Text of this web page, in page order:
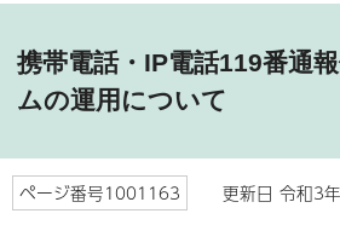
携帯電話・IP電話119番通
ムの運用について
ページ番号1001163 更新日 令和3